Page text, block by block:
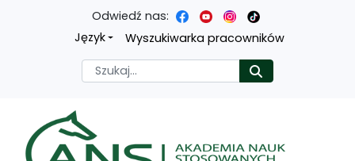
Przejdź
treści
głównej
Przejdź
menu
nawigacyjnego
Przejdź
wyszukiwarki
Przejdź
mapy
strony
Odwiedź nas:
Język
Wyszukiwarka pracowników
Szukaj
Akademia nauk